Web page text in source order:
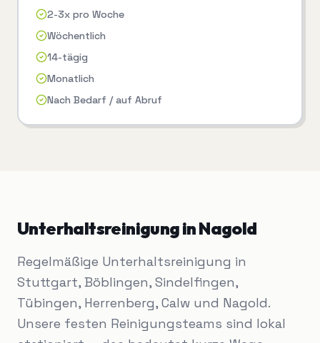
2-3x pro Woche
Wöchentlich
14-tägig
Monatlich
Nach Bedarf / auf Abruf
UnterhaltsreinigunginNagold
Regelmäßige Unterhaltsreinigung in
Stuttgart, Böblingen, Sindelfingen,
Tübingen, Herrenberg, Calw und Nagold.
Unsere festen Reinigungsteams sind lokal